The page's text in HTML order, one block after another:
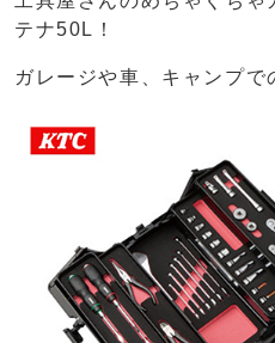
テナ50L！
ガレージや車、キャンプで